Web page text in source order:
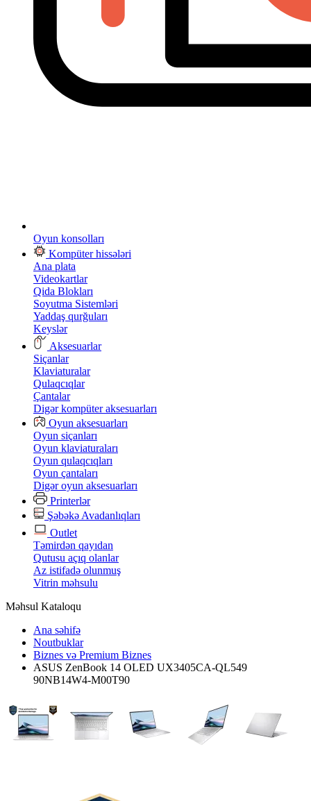
Oyun konsolları
Kompüter hissələri
Ana plata
Videokartlar
Qida Blokları
Soyutma Sistemləri
Yaddaş qurğuları
Keyslər
Aksesuarlar
Siçanlar
Klaviaturalar
Qulaqcıqlar
Çantalar
Digər kompüter aksesuarları
Oyun aksesuarları
Oyun siçanları
Oyun klaviaturaları
Oyun qulaqcıqları
Oyun çantaları
Digər oyun aksesuarları
Printerlər
Şəbəkə Avadanlıqları
Outlet
Təmirdən qayıdan
Qutusu açıq olanlar
Az istifadə olunmuş
Vitrin məhsulu
Məhsul Kataloqu
Ana səhifə
Noutbuklar
Biznes və Premium Biznes
ASUS ZenBook 14 OLED UX3405CA-QL549
90NB14W4-M00T90